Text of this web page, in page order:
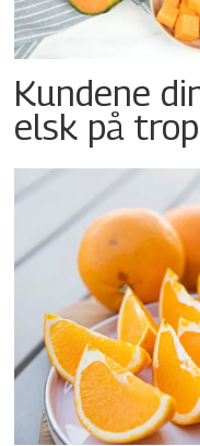
Kundene
elsk på